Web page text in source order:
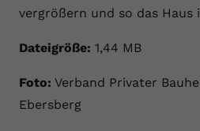
vergrößern und so das Haus
Dateigröße: 1,44 MB
Foto: Verband Privater
Ebersberg